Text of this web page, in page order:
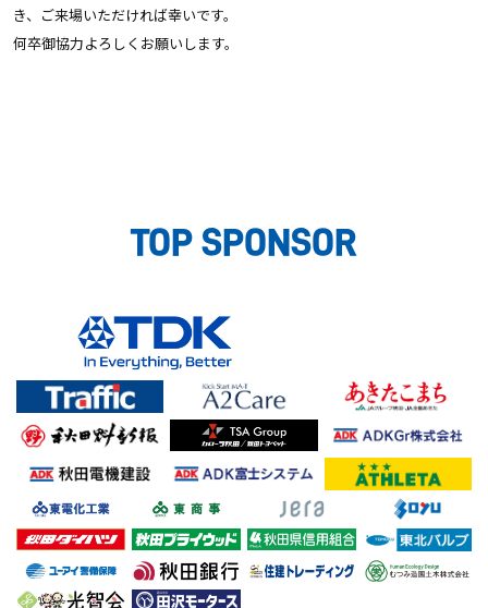
き、ご来場いただければ幸いです。
何卒御協力よろしくお願いします。
TOP SPONSOR